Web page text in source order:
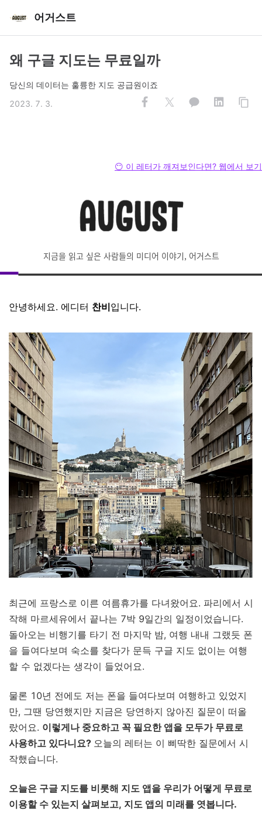
어거스트
왜 구글 지도는 무료일까
당신의 데이터는 훌륭한 지도 공급원이죠
2023. 7. 3.
😶 이 레터가 깨져보인다면? 웹에서 보기
지금을 읽고 싶은 사람들의 미디어 이야기, 어거스트
안녕하세요. 에디터 찬비입니다.
최근에 프랑스로 이른 여름휴가를 다녀왔어요. 파리에서 시
작해 마르세유에서 끝나는 7박 9일간의 일정이었습니다.
돌아오는 비행기를 타기 전 마지막 밤, 여행 내내 그랬듯 폰
을 들여다보며 숙소를 찾다가 문득 구글 지도 없이는 여행
할 수 없겠다는 생각이 들었어요.
물론 10년 전에도 저는 폰을 들여다보며 여행하고 있었지
만, 그땐 당연했지만 지금은 당연하지 않아진 질문이 떠올
랐어요. 이렇게나 중요하고 꼭 필요한 앱을 모두가 무료로
사용하고 있다니요? 오늘의 레터는 이 삐딱한 질문에서 시
작했습니다.
오늘은 구글 지도를 비롯해 지도 앱을 우리가 어떻게 무료로
이용할 수 있는지 살펴보고, 지도 앱의 미래를 엿봅니다.